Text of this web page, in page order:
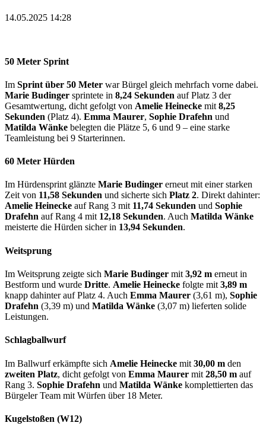
14.05.2025 14:28
50 Meter Sprint
Im Sprint über 50 Meter war Bürgel gleich mehrfach vorne dabei.
Marie Budinger sprintete in 8,24 Sekunden auf Platz 3 der
Gesamtwertung, dicht gefolgt von Amelie Heinecke mit 8,25
Sekunden (Platz 4). Emma Maurer, Sophie Drafehn und
Matilda Wänke belegten die Plätze 5, 6 und 9 – eine starke
Teamleistung bei 9 Starterinnen.
60 Meter Hürden
Im Hürdensprint glänzte Marie Budinger erneut mit einer starken
Zeit von 11,58 Sekunden und sicherte sich Platz 2. Direkt dahinter:
Amelie Heinecke auf Rang 3 mit 11,74 Sekunden und Sophie
Drafehn auf Rang 4 mit 12,18 Sekunden. Auch Matilda Wänke
meisterte die Hürden sicher in 13,94 Sekunden.
Weitsprung
Im Weitsprung zeigte sich Marie Budinger mit 3,92 m erneut in
Bestform und wurde Dritte. Amelie Heinecke folgte mit 3,89 m
knapp dahinter auf Platz 4. Auch Emma Maurer (3,61 m), Sophie
Drafehn (3,39 m) und Matilda Wänke (3,07 m) lieferten solide
Leistungen.
Schlagballwurf
Im Ballwurf erkämpfte sich Amelie Heinecke mit 30,00 m den
zweiten Platz, dicht gefolgt von Emma Maurer mit 28,50 m auf
Rang 3. Sophie Drafehn und Matilda Wänke komplettierten das
Bürgeler Team mit Würfen über 18 Meter.
Kugelstoßen (W12)